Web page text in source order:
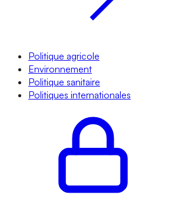
Politique agricole
Environnement
Politique sanitaire
Politiques internationales